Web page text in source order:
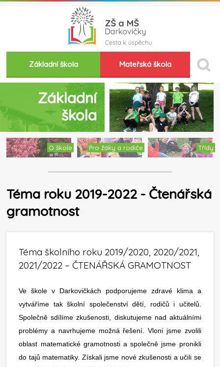
Základní škola Mateřská škola
Základní
škola
O škole Pro žáky a rodiče Třídy
Téma roku 2019-2022 - Čtenářská
gramotnost
Téma školního roku 2019/2020, 2020/2021,
2021/2022 – ČTENÁŘSKÁ GRAMOTNOST
Ve škole v Darkovičkách podporujeme zdravé klima a
vytváříme tak školní společenství dětí, rodičů i učitelů.
Společně sdílíme zkušenosti, diskutujeme nad aktuálními
problémy a navrhujeme možná řešení. Vloni jsme zvolili
oblast matematické gramotnosti a společně jsme pronikli
do tajů matematiky. Získali jsme nové zkušenosti a učili se